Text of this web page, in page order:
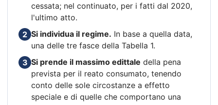
cessata; nel continuato, per i fatti dal 2020,
l'ultimo atto.
2 Si individua il regime. In base a quella data,
una delle tre fasce della Tabella 1.
3 Si prende il massimo edittale della pena
prevista per il reato consumato, tenendo
conto delle sole circostanze a effetto
speciale e di quelle che comportano una